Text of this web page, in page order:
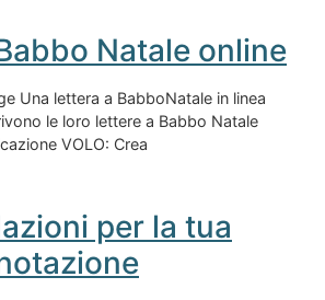
Natale online
Una lettera a BabboNatale in linea
le loro lettere a Babbo Natale
VOLO: Crea
per la tua